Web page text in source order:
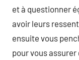
et à questionner
avoir leurs
ensuite vous
pour vous